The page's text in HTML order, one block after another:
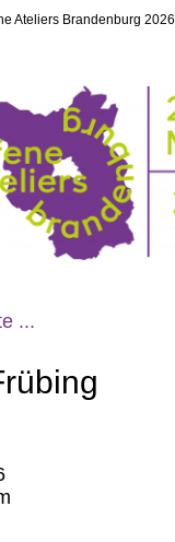
Ateliers Brandenburg 2026
...